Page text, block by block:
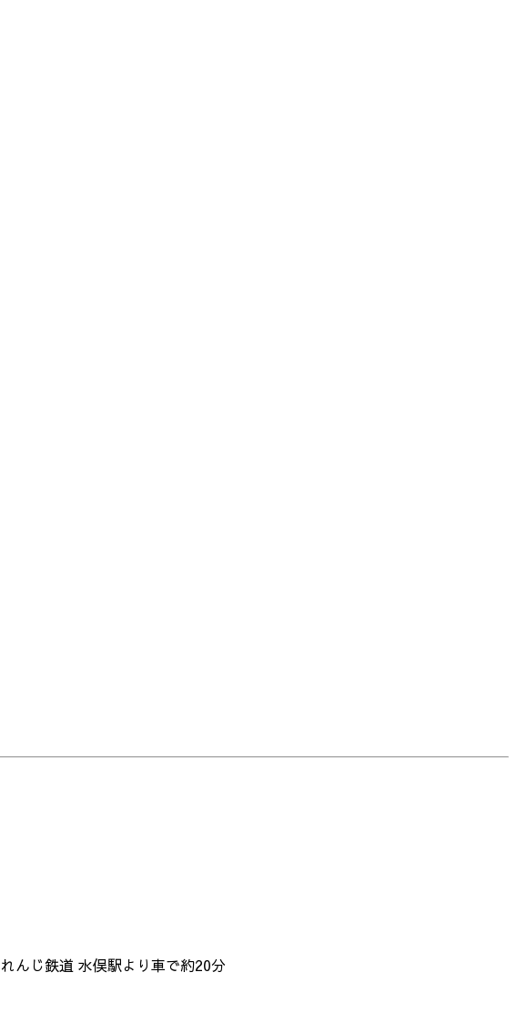
んじ鉄道 水俣駅より車で約20分